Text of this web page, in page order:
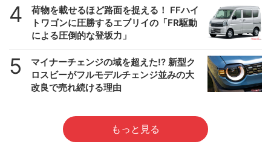
4
荷物を載せるほど路面を捉える！ FFハイ
トワゴンに圧勝するエブリイの「FR駆動
による圧倒的な登坂力」
5
マイナーチェンジの域を超えた!? 新型ク
ロスビーがフルモデルチェンジ並みの大
改良で売れ続ける理由
もっと見る